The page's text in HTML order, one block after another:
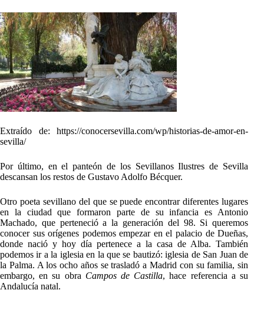
Extraído de: https://conocersevilla.com/wp/historias-de-amor-en-
sevilla/
Por último, en el panteón de los Sevillanos Ilustres de Sevilla
descansan los restos de Gustavo Adolfo Bécquer.
Otro poeta sevillano del que se puede encontrar diferentes lugares
en la ciudad que formaron parte de su infancia es Antonio
Machado, que perteneció a la generación del 98. Si queremos
conocer sus orígenes podemos empezar en el palacio de Dueñas,
donde nació y hoy día pertenece a la casa de Alba. También
podemos ir a la iglesia en la que se bautizó: iglesia de San Juan de
la Palma. A los ocho años se trasladó a Madrid con su familia, sin
embargo, en su obra Campos de Castilla, hace referencia a su
Andalucía natal.